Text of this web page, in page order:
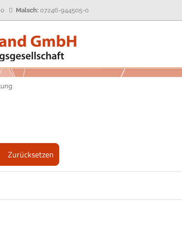
0 Malsch: 07246-944505-0
Zurücksetzen